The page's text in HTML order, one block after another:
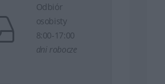
Odbiór
osobisty
8:00-17:00
dni robocze